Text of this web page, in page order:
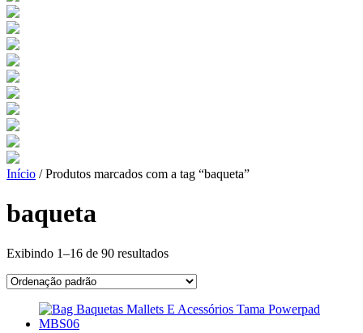
Início / Produtos marcados com a tag “baqueta”
baqueta
Exibindo 1–16 de 90 resultados